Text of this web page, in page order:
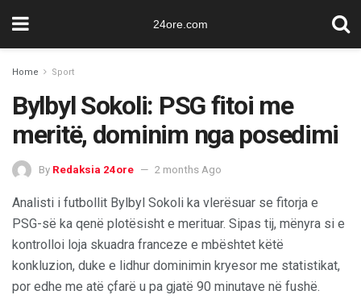
24ore.com
Home Sport
Bylbyl Sokoli: PSG fitoi me
meritë, dominim nga posedimi
By Redaksia 24ore 2 months Ago
Analisti i futbollit Bylbyl Sokoli ka vlerësuar se fitorja e
PSG-së ka qenë plotësisht e merituar. Sipas tij, mënyra si e
kontrolloi loja skuadra franceze e mbështet këtë
konkluzion, duke e lidhur dominimin kryesor me statistikat,
por edhe me atë çfarë u pa gjatë 90 minutave në fushë.